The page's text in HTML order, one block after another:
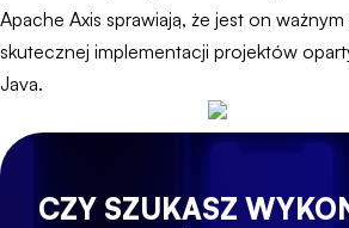
Apache Axis sprawiają, że jest on
skutecznej implementacji projektów
Java.
CZY SZUKASZ